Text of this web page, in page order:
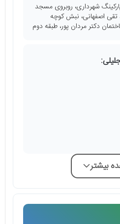
شهرداری، روبروی مسجد
اصفهانی، نبش کوچه
دکتر مردان پور، طبقه دوم
بیشتر